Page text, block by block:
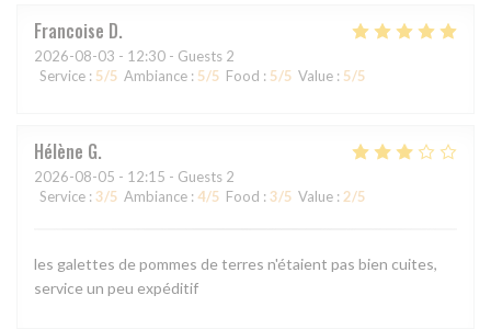
Francoise D
2026-08-03 - 12:30 - Guests 2
Service : 5/5 Ambiance : 5/5 Food : 5/5 Value : 5/5
Hélène G
2026-08-05 - 12:15 - Guests 2
Service : 3/5 Ambiance : 4/5 Food : 3/5 Value : 2/5
les galettes de pommes de terres n'étaient pas bien cuites,
service un peu expéditif